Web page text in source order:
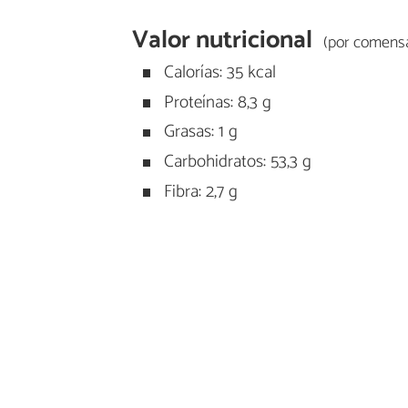
Valor nutricional (por
Calorías: 35 kcal
Proteínas: 8,3 g
Grasas: 1 g
Carbohidratos: 53,3 g
Fibra: 2,7 g